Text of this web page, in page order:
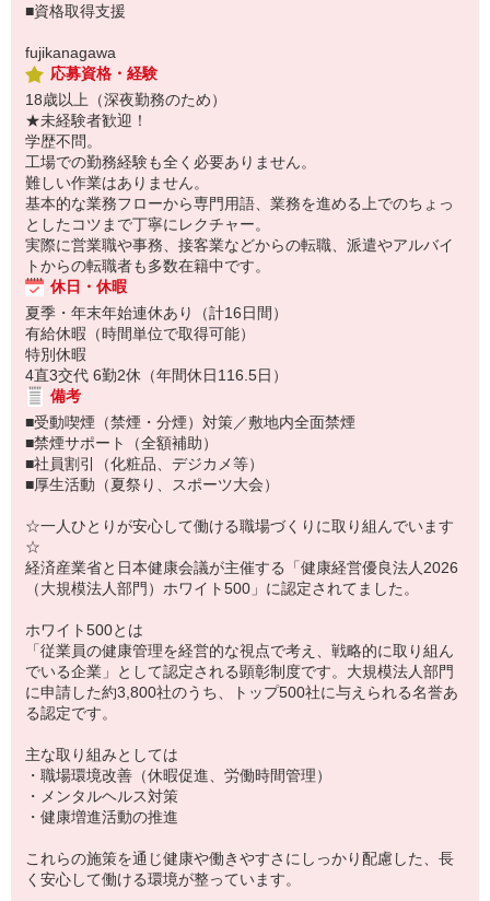
■資格取得支援
fujikanagawa
応募資格・経験
18歳以上（深夜勤務のため）
★未経験者歓迎！
学歴不問。
工場での勤務経験も全く必要ありません。
難しい作業はありません。
基本的な業務フローから専門用語、業務を進める上でのちょっ
としたコツまで丁寧にレクチャー。
実際に営業職や事務、接客業などからの転職、派遣やアルバイ
トからの転職者も多数在籍中です。
休日・休暇
夏季・年末年始連休あり（計16日間）
有給休暇（時間単位で取得可能）
特別休暇
4直3交代 6勤2休（年間休日116.5日）
備考
■受動喫煙（禁煙・分煙）対策／敷地内全面禁煙
■禁煙サポート（全額補助）
■社員割引（化粧品、デジカメ等）
■厚生活動（夏祭り、スポーツ大会）
☆一人ひとりが安心して働ける職場づくりに取り組んでいます
☆
経済産業省と日本健康会議が主催する「健康経営優良法人2026
（大規模法人部門）ホワイト500」に認定されてました。
ホワイト500とは
「従業員の健康管理を経営的な視点で考え、戦略的に取り組ん
でいる企業」として認定される顕彰制度です。大規模法人部門
に申請した約3,800社のうち、トップ500社に与えられる名誉あ
る認定です。
主な取り組みとしては
・職場環境改善（休暇促進、労働時間管理）
・メンタルヘルス対策
・健康増進活動の推進
これらの施策を通じ健康や働きやすさにしっかり配慮した、長
く安心して働ける環境が整っています。